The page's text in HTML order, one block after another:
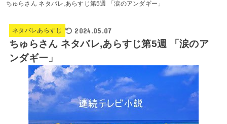
ちゅらさん ネタバレ,あらすじ第5週 「涙のアンダギー」
ネタバレあらすじ 2024.05.07
ちゅらさん ネタバレ,あらすじ第5週 「涙のア
ンダギー」